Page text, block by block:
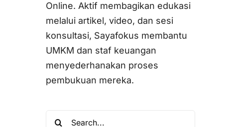
Online. Aktif membagikan edukasi
melalui artikel, video, dan sesi
konsultasi, Sayafokus membantu
UMKM dan staf keuangan
menyederhanakan proses
pembukuan mereka.
Search